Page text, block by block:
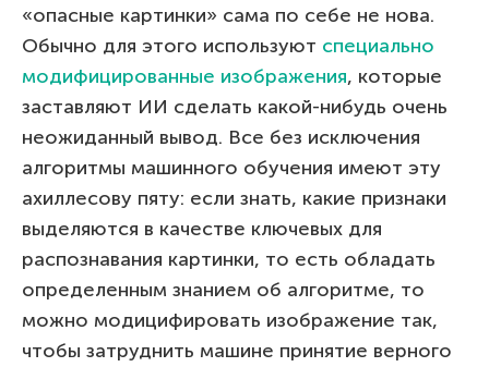
«опасные картинки» сама по себе не нова.
Обычно для этого используют специально
модифицированные изображения, которые
заставляют ИИ сделать какой-нибудь очень
неожиданный вывод. Все без исключения
алгоритмы машинного обучения имеют эту
ахиллесову пяту: если знать, какие признаки
выделяются в качестве ключевых для
распознавания картинки, то есть обладать
определенным знанием об алгоритме, то
можно модицифировать изображение так,
чтобы затруднить машине принятие верного